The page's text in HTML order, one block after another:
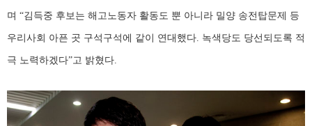
며 “김득중 후보는 해고노동자 활동도 뿐 아니라 밀양 송전탑문제 등
우리사회 아픈 곳 구석구석에 같이 연대했다. 녹색당도 당선되도록 적
극 노력하겠다”고 밝혔다.